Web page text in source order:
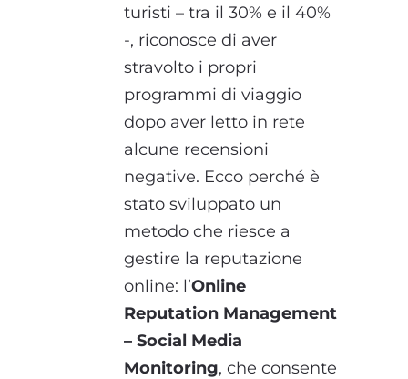
turisti – tra il 30% e il 40%
-, riconosce di aver
stravolto i propri
programmi di viaggio
dopo aver letto in rete
alcune recensioni
negative. Ecco perché è
stato sviluppato un
metodo che riesce a
gestire la reputazione
online: l’Online
Reputation Management
– Social Media
Monitoring, che consente